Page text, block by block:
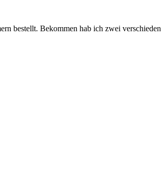
bestellt. Bekommen hab ich zwei